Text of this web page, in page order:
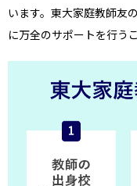
います。東大家庭教師友
に万全のサポートを行う